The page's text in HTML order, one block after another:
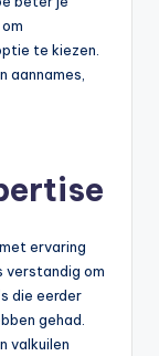
te kiezen.
aannames,
ervaring
verstandig om
die eerder
gehad.
valkuilen